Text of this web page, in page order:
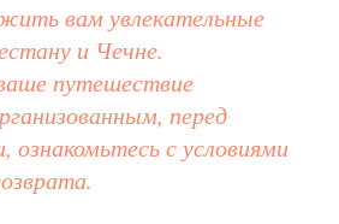
вам увлекательные
и Чечне.
путешествие
перед
ознакомьтесь с условиями